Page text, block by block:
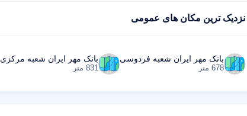
نزدیک ترین مکان های عمومی
بانک مهر ایران شعبه فردوسی
678 متر
بانک مهر ایران شعبه مرکزی
831 متر